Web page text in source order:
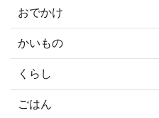
おでかけ
かいもの
くらし
ごはん